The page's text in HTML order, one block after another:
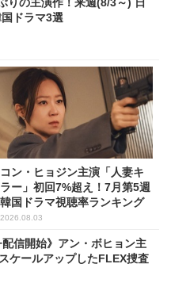
ドラマ3選
コン・ヒョジン主演「人妻キ
ラー」初回7%超え！7月第5週
韓国ドラマ視聴率ランキング
2026.08.03
信開始》アン・ボヒョン主
ケールアップしたFLEX捜査